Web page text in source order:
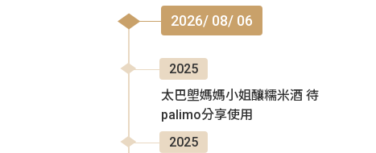
2026/ 08/ 06
2025
太巴塱媽媽小姐釀糯米酒 待
palimo分享使用
2025